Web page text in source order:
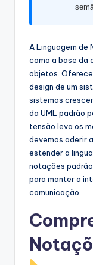
U
p
d
A Linguagem de
como a base da
objetos.
design de um
sistemas
da UML padrão
tensão leva os
devemos aderir
estender a
notações
para manter a
comunicação.